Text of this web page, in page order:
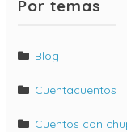
Por temas
Blog
Cuentacuentos
Cuentos con